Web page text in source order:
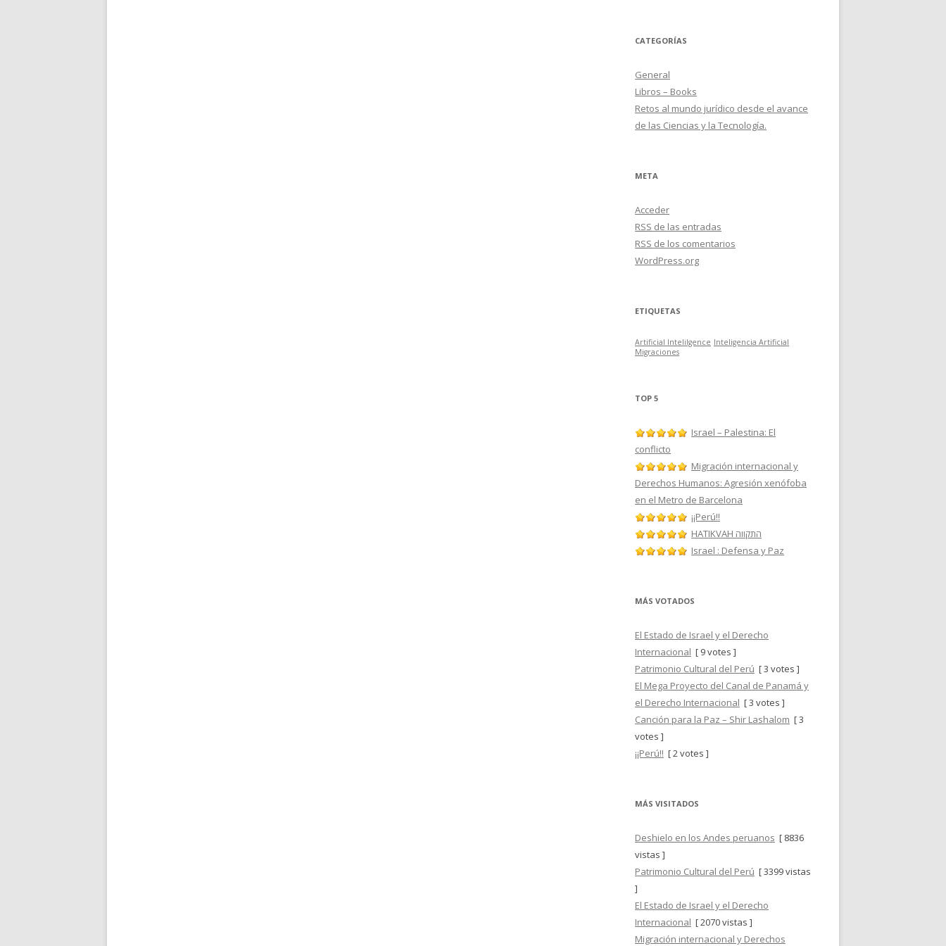
CATEGORÍAS
General
Libros – Books
Retos al mundo jurídico desde el avance
de las Ciencias y la Tecnología.
META
Acceder
RSS de las entradas
RSS de los comentarios
WordPress.org
ETIQUETAS
Artificial Intelilgence Inteligencia Artificial
Migraciones
TOP 5
Israel – Palestina: El
conflicto
Migración internacional y
Derechos Humanos: Agresión xenófoba
en el Metro de Barcelona
¡¡Perú!!
HATIKVAH התקווה
Israel : Defensa y Paz
MÁS VOTADOS
El Estado de Israel y el Derecho
Internacional [ 9 votes ]
Patrimonio Cultural del Perú [ 3 votes ]
El Mega Proyecto del Canal de Panamá y
el Derecho Internacional [ 3 votes ]
Canción para la Paz – Shir Lashalom [ 3
votes ]
¡¡Perú!! [ 2 votes ]
MÁS VISITADOS
Deshielo en los Andes peruanos [ 8836
vistas ]
Patrimonio Cultural del Perú [ 3399 vistas
]
El Estado de Israel y el Derecho
Internacional [ 2070 vistas ]
Migración internacional y Derechos